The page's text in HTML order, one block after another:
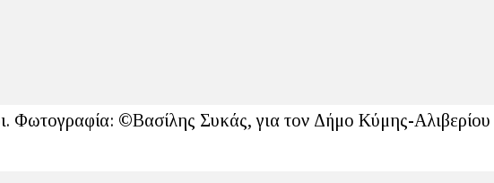
Φωτογραφία: ©Βασίλης Συκάς, για τον Δήμο Κύμης-Αλιβερίου